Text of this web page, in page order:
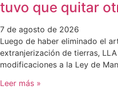
tuvo que quitar
7 de agosto de 2026
Luego de haber eliminado el
extranjerización de tierras,
modificaciones a la Ley de
Leer más »